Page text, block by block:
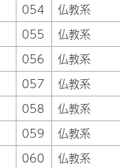
054 仏教系
055 仏教系
056 仏教系
057 仏教系
058 仏教系
059 仏教系
060 仏教系